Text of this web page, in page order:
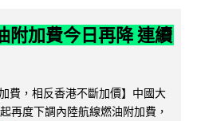
附加費今日再降 連續
費，相反香港不斷加價】中國大
再度下調內陸航線燃油附加費，